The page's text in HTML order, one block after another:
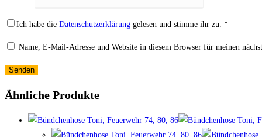
Ich habe die Datenschutzerklärung gelesen und stimme ihr zu. *
Name, E-Mail-Adresse und Website in diesem Browser für meinen
Ähnliche Produkte